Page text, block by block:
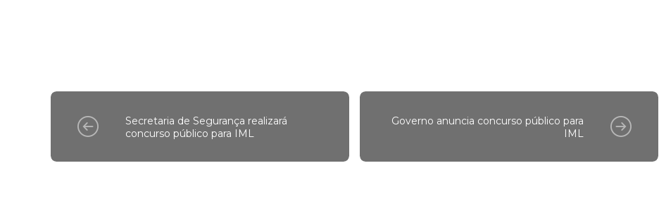
Secretaria de Segurança realizará
concurso público para IML
Governo anuncia concurso público para
IML